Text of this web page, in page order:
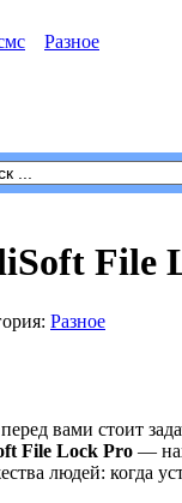
Разное
File
Разное
вами стоит
File Lock Pro —
людей: когда